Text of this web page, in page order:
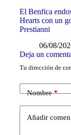
El Benfica
Hearts con un
Prestianni
06/08/
Deja un
Tu dirección de
Nombre*
Añadir